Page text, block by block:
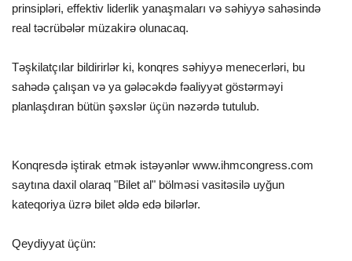
prinsipləri, effektiv liderlik yanaşmaları və səhiyyə sahəsində
real təcrübələr müzakirə olunacaq.
Təşkilatçılar bildirirlər ki, konqres səhiyyə menecerləri, bu
sahədə çalışan və ya gələcəkdə fəaliyyət göstərməyi
planlaşdıran bütün şəxslər üçün nəzərdə tutulub.
Konqresdə iştirak etmək istəyənlər www.ihmcongress.com
saytına daxil olaraq "Bilet al" bölməsi vasitəsilə uyğun
kateqoriya üzrə bilet əldə edə bilərlər.
Qeydiyyat üçün: